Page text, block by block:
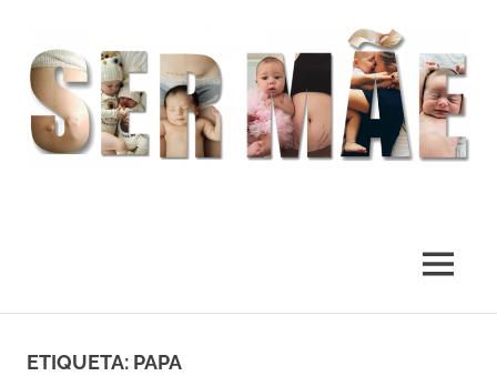
MENU
ETIQUETA: PAPA